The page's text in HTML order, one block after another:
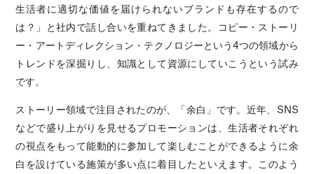
生活者に適切な価値を届けられないブランドも存在するので
は？」と社内で話し合いを重ねてきました。コピー・ストーリ
ー・アートディレクション・テクノロジーという4つの領域から
トレンドを深掘りし、知識として資源にしていこうという試み
です。
ストーリー領域で注目されたのが、「余白」です。近年、SNS
などで盛り上がりを見せるプロモーションは、生活者それぞれ
の視点をもって能動的に参加して楽しむことができるように余
白を設けている施策が多い点に着目したといえます。このよう